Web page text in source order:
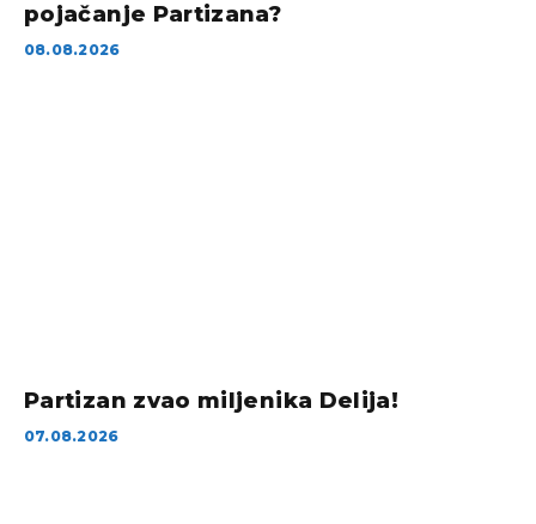
pojačanje Partizana?
08.08.2026
Partizan zvao miljenika Delija!
07.08.2026